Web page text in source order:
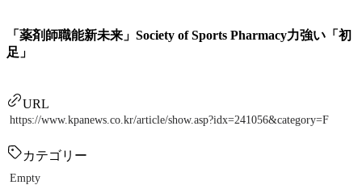
「薬剤師職能新未来」Society of Sports Pharmacy力強い「初
足」
URL
https://www.kpanews.co.kr/article/show.asp?idx=241056&category=F
カテゴリー
Empty